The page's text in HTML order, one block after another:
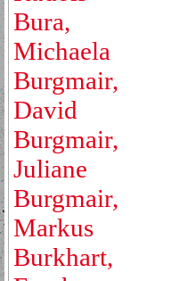
Bura,
Michaela
Burgmair,
David
Burgmair,
Juliane
Burgmair,
Markus
Burkhart,